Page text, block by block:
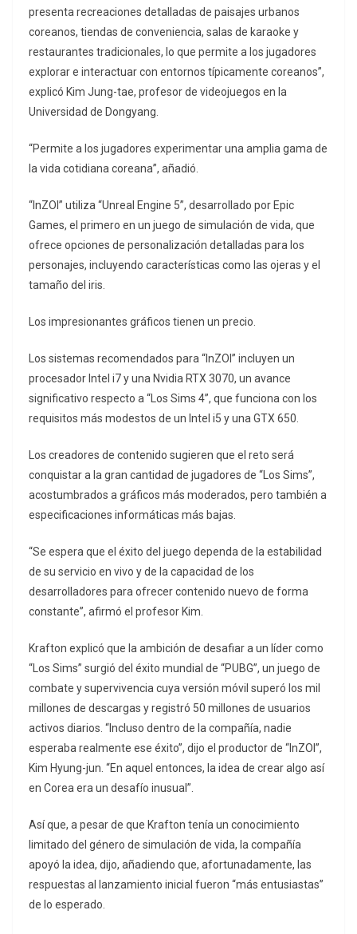
presenta recreaciones detalladas de paisajes urbanos
coreanos, tiendas de conveniencia, salas de karaoke y
restaurantes tradicionales, lo que permite a los jugadores
explorar e interactuar con entornos típicamente coreanos”,
explicó Kim Jung-tae, profesor de videojuegos en la
Universidad de Dongyang.
“Permite a los jugadores experimentar una amplia gama de
la vida cotidiana coreana”, añadió.
“InZOI” utiliza “Unreal Engine 5”, desarrollado por Epic
Games, el primero en un juego de simulación de vida, que
ofrece opciones de personalización detalladas para los
personajes, incluyendo características como las ojeras y el
tamaño del iris.
Los impresionantes gráficos tienen un precio.
Los sistemas recomendados para “InZOI” incluyen un
procesador Intel i7 y una Nvidia RTX 3070, un avance
significativo respecto a “Los Sims 4”, que funciona con los
requisitos más modestos de un Intel i5 y una GTX 650.
Los creadores de contenido sugieren que el reto será
conquistar a la gran cantidad de jugadores de “Los Sims”,
acostumbrados a gráficos más moderados, pero también a
especificaciones informáticas más bajas.
“Se espera que el éxito del juego dependa de la estabilidad
de su servicio en vivo y de la capacidad de los
desarrolladores para ofrecer contenido nuevo de forma
constante”, afirmó el profesor Kim.
Krafton explicó que la ambición de desafiar a un líder como
“Los Sims” surgió del éxito mundial de “PUBG”, un juego de
combate y supervivencia cuya versión móvil superó los mil
millones de descargas y registró 50 millones de usuarios
activos diarios. “Incluso dentro de la compañía, nadie
esperaba realmente ese éxito”, dijo el productor de “InZOI”,
Kim Hyung-jun. “En aquel entonces, la idea de crear algo así
en Corea era un desafío inusual”.
Así que, a pesar de que Krafton tenía un conocimiento
limitado del género de simulación de vida, la compañía
apoyó la idea, dijo, añadiendo que, afortunadamente, las
respuestas al lanzamiento inicial fueron “más entusiastas”
de lo esperado.